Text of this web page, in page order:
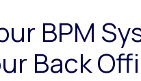
BPM
Back